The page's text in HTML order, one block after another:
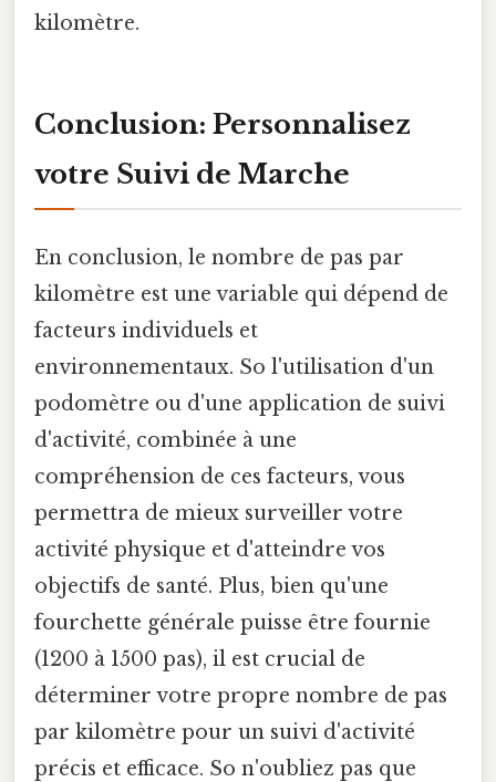
kilomètre.
Conclusion: Personnalisez
votre Suivi de Marche
En conclusion, le nombre de pas par
kilomètre est une variable qui dépend de
facteurs individuels et
environnementaux. So l'utilisation d'un
podomètre ou d'une application de suivi
d'activité, combinée à une
compréhension de ces facteurs, vous
permettra de mieux surveiller votre
activité physique et d'atteindre vos
objectifs de santé. Plus, bien qu'une
fourchette générale puisse être fournie
(1200 à 1500 pas), il est crucial de
déterminer votre propre nombre de pas
par kilomètre pour un suivi d'activité
précis et efficace. So n'oubliez pas que